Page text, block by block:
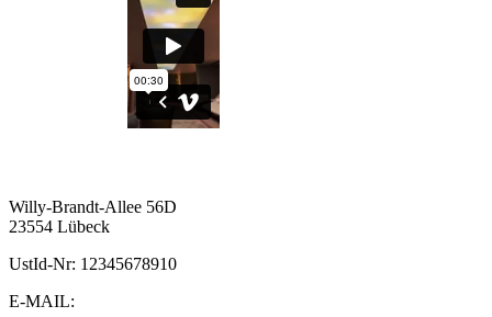
Willy-Brandt-Allee 56D
23554 Lübeck
UstId-Nr: 12345678910
E-MAIL: